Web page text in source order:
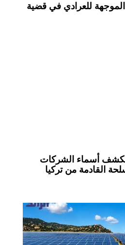
الموجهة للعرادي في قضية
أسماء الشركات
القادمة من تركيا